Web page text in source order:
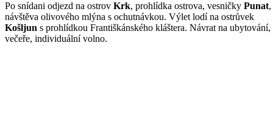
Po snídani odjezd na ostrov Krk, prohlídka ostrova, vesničky Punat,
návštěva olivového mlýna s ochutnávkou. Výlet lodí na ostrůvek
Košljun s prohlídkou Františkánského kláštera. Návrat na ubytování,
večeře, individuální volno.